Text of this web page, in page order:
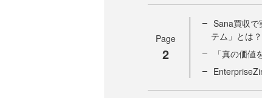
Page
2
Sana買収で
テム」とは？
「真の価